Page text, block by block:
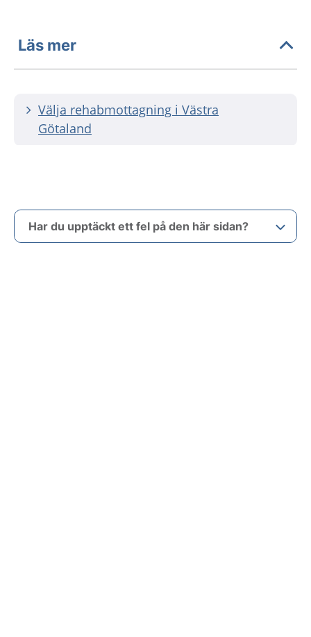
Läs mer
Välja rehabmottagning i Västra
Götaland
Har du upptäckt ett fel på den här sidan?